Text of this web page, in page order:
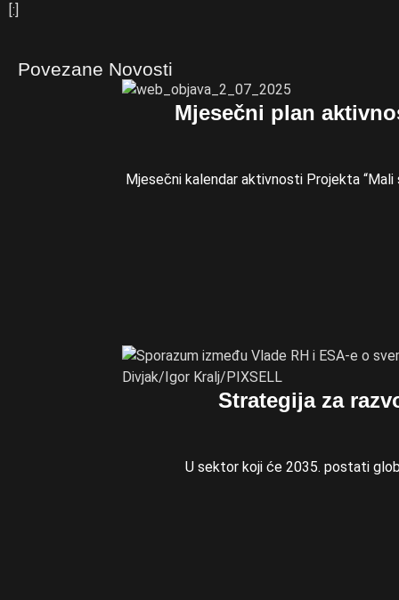
[:]
Povezane Novosti
Mjesečni plan
Mjesečni kalendar aktivnosti Projekta
Strategija za
U sektor koji će 2035. postati